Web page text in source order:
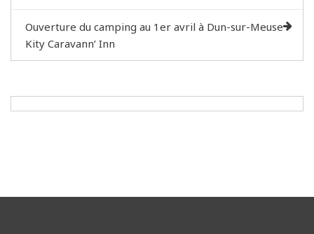
Ouverture du camping au 1er avril à Dun-sur-Meuse –
Kity Caravann’ Inn